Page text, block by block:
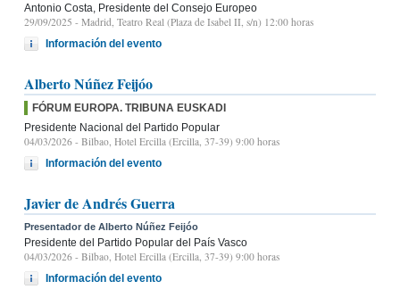
Antonio Costa, Presidente del Consejo Europeo
29/09/2025 - Madrid, Teatro Real (Plaza de Isabel II, s/n) 12:00 horas
Información del evento
Alberto Núñez Feijóo
FÓRUM EUROPA. TRIBUNA EUSKADI
Presidente Nacional del Partido Popular
04/03/2026 - Bilbao, Hotel Ercilla (Ercilla, 37-39) 9:00 horas
Información del evento
Javier de Andrés Guerra
Presentador de Alberto Núñez Feijóo
Presidente del Partido Popular del País Vasco
04/03/2026 - Bilbao, Hotel Ercilla (Ercilla, 37-39) 9:00 horas
Información del evento